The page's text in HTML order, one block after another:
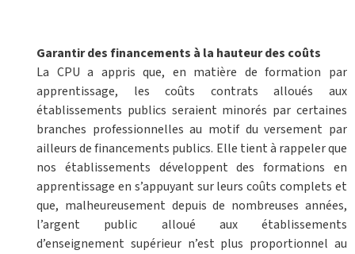
Garantir des financements à la hauteur des coûts
La CPU a appris que, en matière de formation par
apprentissage, les coûts contrats alloués aux
établissements publics seraient minorés par certaines
branches professionnelles au motif du versement par
ailleurs de financements publics. Elle tient à rappeler que
nos établissements développent des formations en
apprentissage en s’appuyant sur leurs coûts complets et
que, malheureusement depuis de nombreuses années,
l’argent public alloué aux établissements
d’enseignement supérieur n’est plus proportionnel au